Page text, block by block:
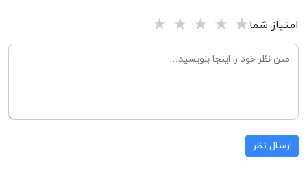
امتیاز شما★
★
★
★
★
ارسال نظر